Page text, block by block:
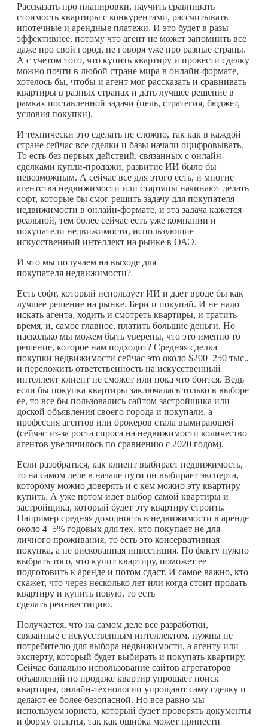
Рассказать про планировки, научить сравнивать
стоимость квартиры с конкурентами, рассчитывать
ипотечные и арендные платежи. И это будет в разы
эффективнее, потому что агент не может запомнить все
даже про свой город, не говоря уже про разные страны.
А с учетом того, что купить квартиру и провести сделку
можно почти в любой стране мира в онлайн-формате,
хотелось бы, чтобы и агент мог рассказать и сравнивать
квартиры в разных странах и дать лучшее решение в
рамках поставленной задачи (цель, стратегия, бюджет,
условия покупки).
И технически это сделать не сложно, так как в каждой
стране сейчас все сделки и базы начали оцифровывать.
То есть без первых действий, связанных с онлайн-
сделками купли-продажи, развитие ИИ было бы
невозможным. А сейчас все для этого есть, и многие
агентства недвижимости или стартапы начинают делать
софт, которые бы смог решить задачу для покупателя
недвижимости в онлайн-формате, и эта задача кажется
реальной, тем более сейчас есть уже компании и
покупатели недвижимости, использующие
искусственный интеллект на рынке в ОАЭ.
И что мы получаем на выходе для
покупателя недвижимости?
Есть софт, который использует ИИ и дает вроде бы как
лучшее решение на рынке. Бери и покупай. И не надо
искать агента, ходить и смотреть квартиры, и тратить
время, и, самое главное, платить большие деньги. Но
насколько мы можем быть уверены, что это именно то
решение, которое нам подходит? Средняя сделка
покупки недвижимости сейчас это около $200–250 тыс.,
и переложить ответственность на искусственный
интеллект клиент не сможет или пока что боится. Ведь
если бы покупка квартиры заключалась только в выборе
ее, то все бы пользовались сайтом застройщика или
доской объявления своего города и покупали, а
профессия агентов или брокеров стала вымирающей
(сейчас из-за роста спроса на недвижимости количество
агентов увеличилось по сравнению с 2020 годом).
Если разобраться, как клиент выбирает недвижимость,
то на самом деле в начале пути он выбирает эксперта,
которому можно доверять и с кем можно эту квартиру
купить. А уже потом идет выбор самой квартиры и
застройщика, который будет эту квартиру строить.
Например средняя доходность в недвижимости в аренде
около 4–5% годовых для тех, кто покупает не для
личного проживания, то есть это консервативная
покупка, а не рискованная инвестиция. По факту нужно
выбрать того, что купит квартиру, поможет ее
подготовить к аренде и потом сдаст. И самое важно, кто
скажет, что через несколько лет или когда стоит продать
квартиру и купить новую, то есть
сделать реинвестицию.
Получается, что на самом деле все разработки,
связанные с искусственным интеллектом, нужны не
потребителю для выбора недвижимости, а агенту или
эксперту, который будет выбирать и покупать квартиру.
Сейчас банально использование сайтов агрегаторов
объявлений по продаже квартир упрощает поиск
квартиры, онлайн-технологии упрощают саму сделку и
делают ее более безопасной. Но все равно мы
используем юриста, который будет проверять документы
и форму оплаты, так как ошибка может принести